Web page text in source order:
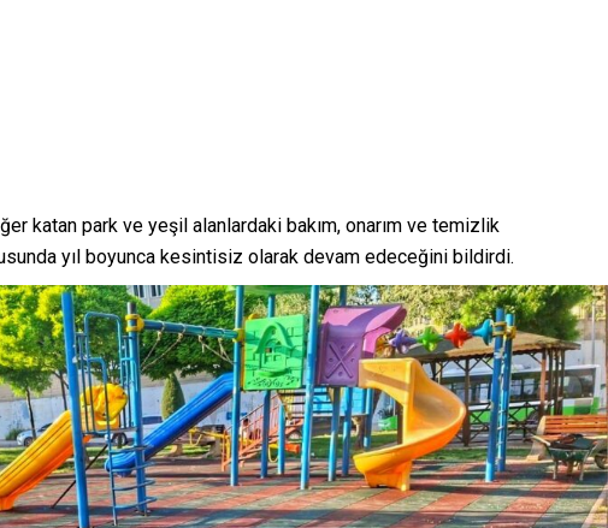
katan park ve yeşil alanlardaki bakım, onarım ve temizlik
yıl boyunca kesintisiz olarak devam edeceğini bildirdi.